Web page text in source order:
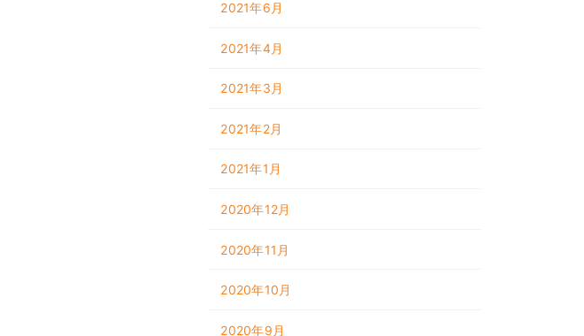
2021年6月
2021年4月
2021年3月
2021年2月
2021年1月
2020年12月
2020年11月
2020年10月
2020年9月